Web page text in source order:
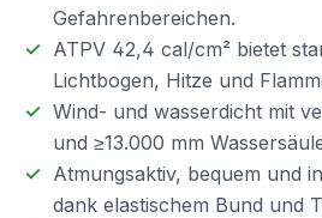
Gefahrenbereichen.
ATPV 42,4 cal/cm² bietet
Lichtbogen, Hitze und
Wind- und wasserdicht mit
und ≥13.000 mm
Atmungsaktiv, bequem und
dank elastischem Bund und